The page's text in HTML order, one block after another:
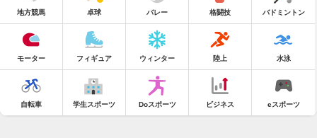
地方競馬 卓球 バレー 格闘技 バドミントン
モーター フィギュア ウィンター 陸上 水泳
自転車 学生スポーツ Doスポーツ ビジネス eスポーツ